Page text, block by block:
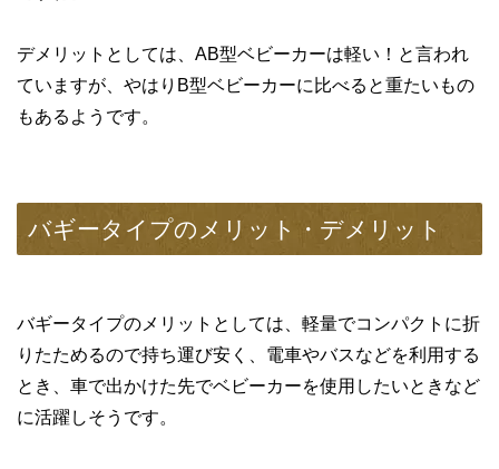
デメリットとしては、AB型ベビーカーは軽い！と言われ
ていますが、やはりB型ベビーカーに比べると重たいもの
もあるようです。
バギータイプのメリット・デメリット
バギータイプのメリットとしては、軽量でコンパクトに折
りたためるので持ち運び安く、電車やバスなどを利用する
とき、車で出かけた先でベビーカーを使用したいときなど
に活躍しそうです。